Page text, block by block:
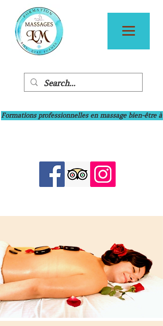
Formations professionnelles en massage bien-être à